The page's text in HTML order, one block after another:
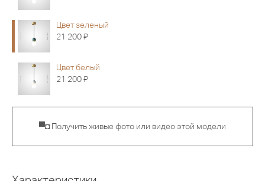
Цвет зеленый
21 200Я
Цвет белый
21 200Я
▀◘ Получить живые фото или видео этой модели